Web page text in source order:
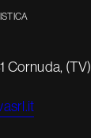
Cornuda, (TV)